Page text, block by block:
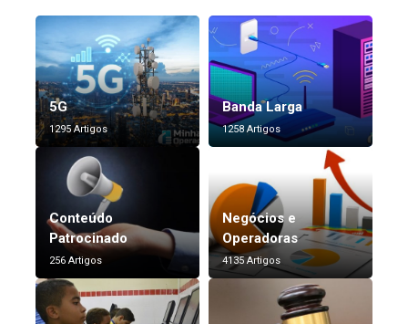
5G
1295 Artigos
Banda Larga
1258 Artigos
Conteúdo
Patrocinado
256 Artigos
Negócios e
Operadoras
4135 Artigos